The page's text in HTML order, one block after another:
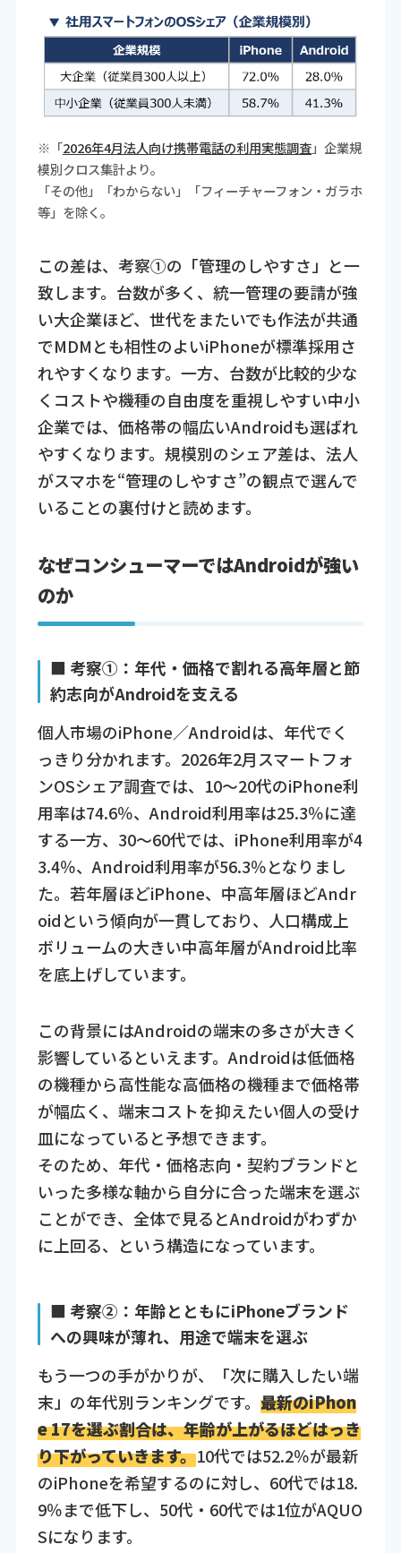
※「2026年4月法人向け携帯電話の利用実態調査」企業規
模別クロス集計より。
「その他」「わからない」「フィーチャーフォン・ガラホ
等」を除く。
この差は、考察①の「管理のしやすさ」と一
致します。台数が多く、統一管理の要請が強
い大企業ほど、世代をまたいでも作法が共通
でMDMとも相性のよいiPhoneが標準採用さ
れやすくなります。一方、台数が比較的少な
くコストや機種の自由度を重視しやすい中小
企業では、価格帯の幅広いAndroidも選ばれ
やすくなります。規模別のシェア差は、法人
がスマホを“管理のしやすさ”の観点で選んで
いることの裏付けと読めます。
なぜコンシューマーではAndroidが強い
のか
■ 考察①：年代・価格で割れる――高年層と節
約志向がAndroidを支える
個人市場のiPhone／Androidは、年代でく
っきり分かれます。2026年2月スマートフォ
ンOSシェア調査では、10～20代のiPhone利
用率は74.6％、Android利用率は25.3％に達
する一方、30～60代では、iPhone利用率が4
3.4％、Android利用率が56.3％となりまし
た。若年層ほどiPhone、中高年層ほどAndr
oidという傾向が一貫しており、人口構成上
ボリュームの大きい中高年層がAndroid比率
を底上げしています。
この背景にはAndroidの端末の多さが大きく
影響しているといえます。Androidは低価格
の機種から高性能な高価格の機種まで価格帯
が幅広く、端末コストを抑えたい個人の受け
皿になっていると予想できます。
そのため、年代・価格志向・契約ブランドと
いった多様な軸から自分に合った端末を選ぶ
ことができ、全体で見るとAndroidがわずか
に上回る、という構造になっています。
■ 考察②：年齢とともにiPhoneブランド
への興味が薄れ、用途で端末を選ぶ
もう一つの手がかりが、「次に購入したい端
末」の年代別ランキングです。 最新のiPhon
e 17を選ぶ割合は、年齢が上がるほどはっき
り下がっていきます。10代では52.2％が最新
のiPhoneを希望するのに対し、60代では18.
9％まで低下し、50代・60代では1位がAQUO
Sになります。